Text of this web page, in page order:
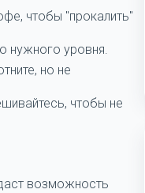
чтобы "прокалить"
нужного уровня.
но не
чтобы не
возможность